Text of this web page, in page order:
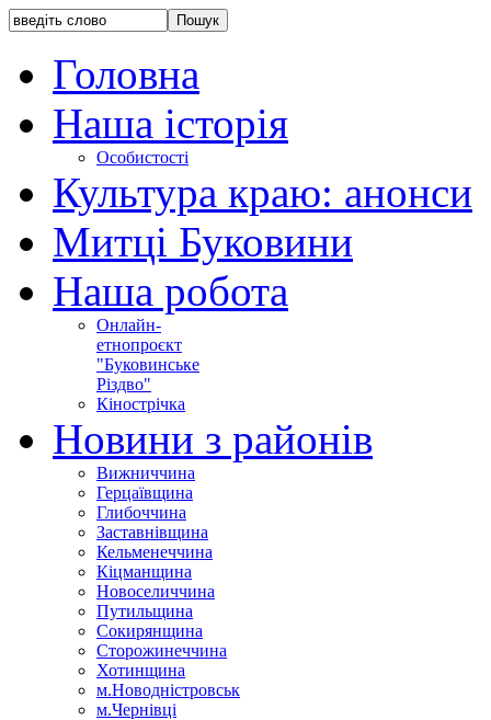
Головна
Наша історія
Особистості
Культура краю: анонси
Митці Буковини
Наша робота
Онлайн-
етнопроєкт
"Буковинське
Різдво"
Кінострічка
Новини з районів
Вижниччина
Герцаївщина
Глибоччина
Заставнівщина
Кельменеччина
Кіцманщина
Новоселиччина
Путильщина
Сокирянщина
Сторожинеччина
Хотинщина
м.Новодністровськ
м.Чернівці